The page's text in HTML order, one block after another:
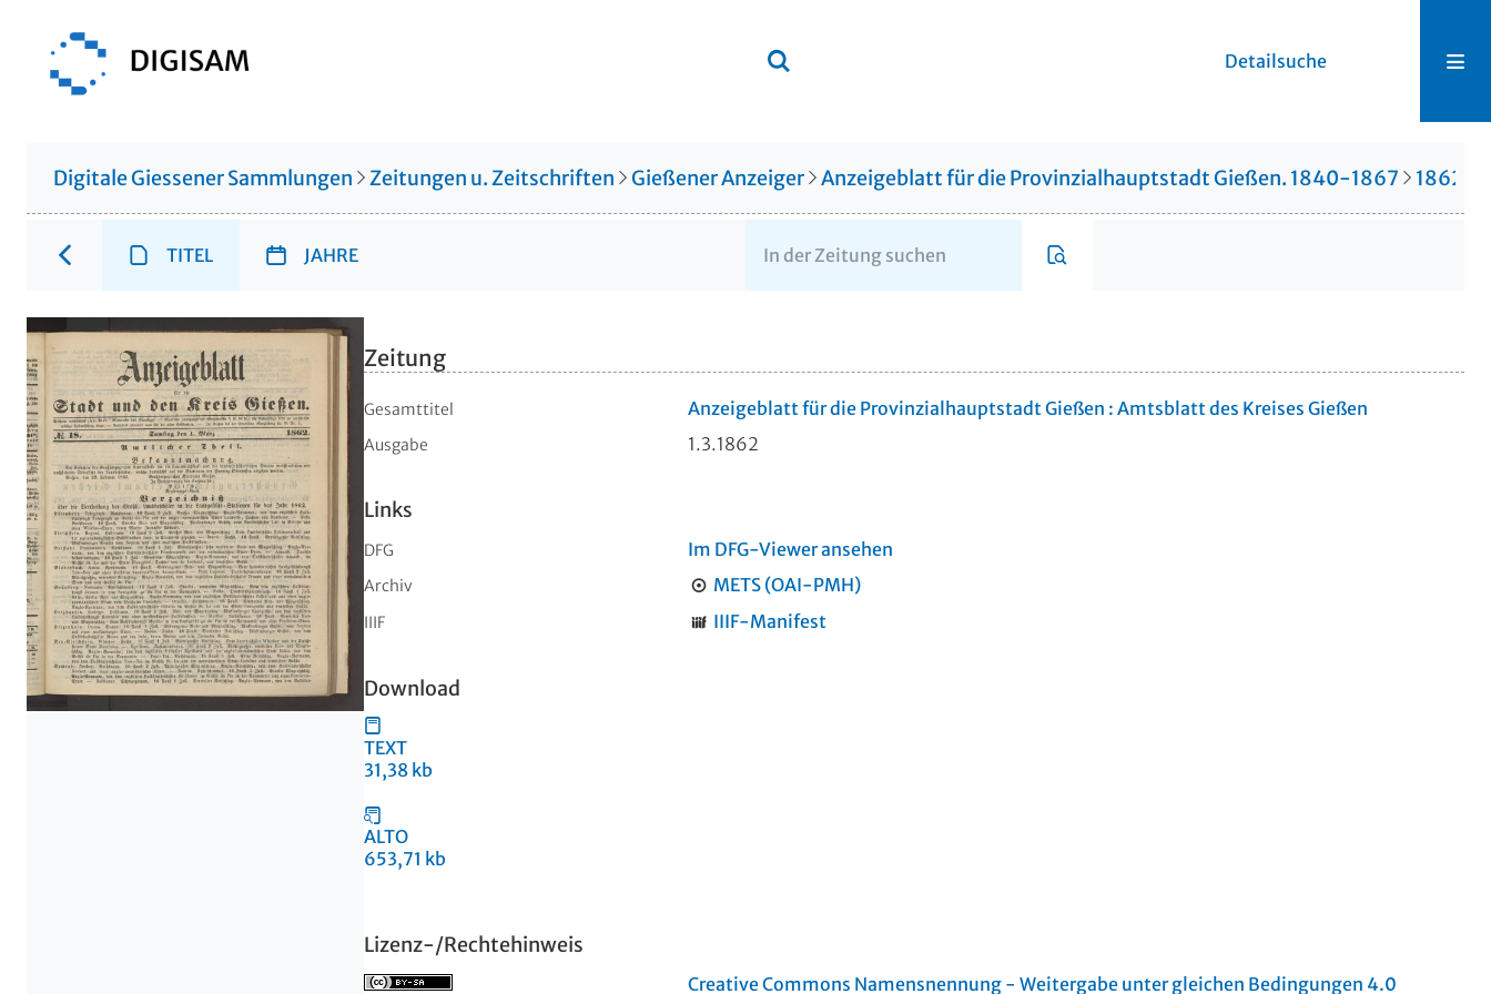
Detailsuche
Digitale Giessener Sammlungen Zeitungen u. Zeitschriften Gießener Anzeiger Anzeigeblatt für die Provinzialhauptstadt Gießen. 1840-1867 1862
TITEL JAHRE
Zeitung
Gesamttitel Anzeigeblatt für die Provinzialhauptstadt Gießen : Amtsblatt des Kreises Gießen
Ausgabe 1.3.1862
Links
DFG Im DFG-Viewer ansehen
Archiv METS (OAI-PMH)
IIIF IIIF-Manifest
Download
TEXT
31,38 kb
ALTO
653,71 kb
Lizenz-/Rechtehinweis
Creative Commons Namensnennung - Weitergabe unter gleichen Bedingungen 4.0